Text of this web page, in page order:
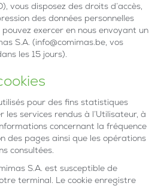
vous disposez des droits d’accès,
des données personnelles
exercer en nous envoyant un
S.A. (info@comimas.be, vos
les 15 jours).
pour des fins statistiques
services rendus à l’Utilisateur, à
concernant la fréquence
des pages ainsi que les opérations
consultées.
S.A. est susceptible de
terminal. Le cookie enregistre